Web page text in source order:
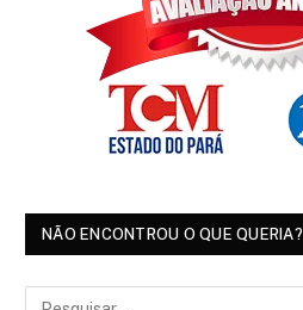
NÃO ENCONTROU O QUE QUERIA?